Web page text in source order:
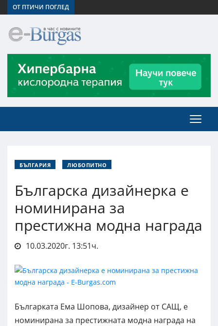
ОТ ПТИЧИ ПОГЛЕД
БЪЛГАРИЯ ЛЮБОПИТНО
Българска дизайнерка е
номинирана за
престижна модна награда
10.03.2020г. 13:51ч.
Българката Ема Шопова, дизайнер от САЩ, е
номинирана за престижната модна награда на